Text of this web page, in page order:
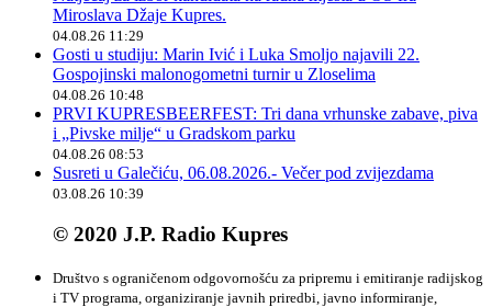
Miroslava Džaje Kupres.
04.08.26 11:29
Gosti u studiju: Marin Ivić i Luka Smoljo najavili 22.
Gospojinski malonogometni turnir u Zloselima
04.08.26 10:48
PRVI KUPRESBEERFEST: Tri dana vrhunske zabave, piva
i „Pivske milje“ u Gradskom parku
04.08.26 08:53
Susreti u Galečiću, 06.08.2026.- Večer pod zvijezdama
03.08.26 10:39
© 2020 J.P. Radio Kupres
Društvo s ograničenom odgovornošću za pripremu i emitiranje radijskog
i TV programa, organiziranje javnih priredbi, javno informiranje,